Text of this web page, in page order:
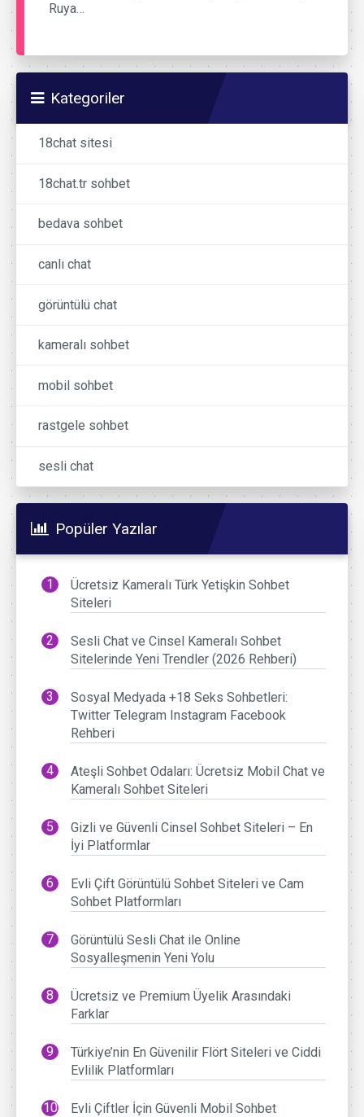
Ruya…
Kategoriler
18chat sitesi
18chat.tr sohbet
bedava sohbet
canlı chat
görüntülü chat
kameralı sohbet
mobil sohbet
rastgele sohbet
sesli chat
Popüler Yazılar
Ücretsiz Kameralı Türk Yetişkin Sohbet
Siteleri
Sesli Chat ve Cinsel Kameralı Sohbet
Sitelerinde Yeni Trendler (2026 Rehberi)
Sosyal Medyada +18 Seks Sohbetleri:
Twitter Telegram Instagram Facebook
Rehberi
Ateşli Sohbet Odaları: Ücretsiz Mobil Chat ve
Kameralı Sohbet Siteleri
Gizli ve Güvenli Cinsel Sohbet Siteleri – En
İyi Platformlar
Evli Çift Görüntülü Sohbet Siteleri ve Cam
Sohbet Platformları
Görüntülü Sesli Chat ile Online
Sosyalleşmenin Yeni Yolu
Ücretsiz ve Premium Üyelik Arasındaki
Farklar
Türkiye’nin En Güvenilir Flört Siteleri ve Ciddi
Evlilik Platformları
Evli Çiftler İçin Güvenli Mobil Sohbet